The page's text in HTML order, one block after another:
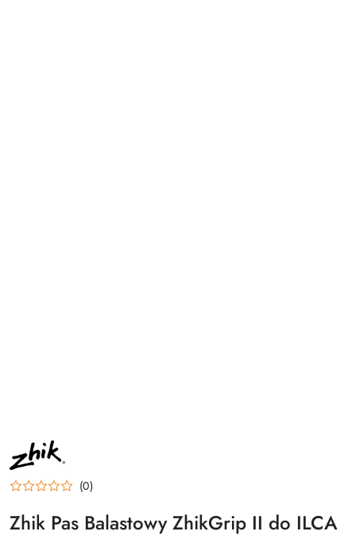
NAZWA
PRODUCENTA:
ZHIK
(0)
Zhik Pas Balastowy ZhikGrip II do ILCA